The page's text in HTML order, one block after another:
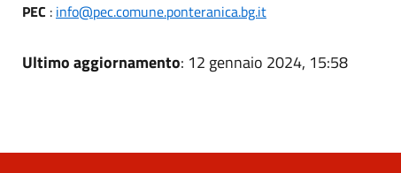
PEC : info@pec.comune.ponteranica.bg.it
Ultimo aggiornamento: 12 gennaio 2024, 15:58